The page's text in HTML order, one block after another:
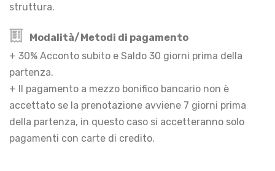
struttura.
Modalità/Metodi di pagamento
+ 30% Acconto subito e Saldo 30 giorni prima della
partenza.
+ Il pagamento a mezzo bonifico bancario non è
accettato se la prenotazione avviene 7 giorni prima
della partenza, in questo caso si accetteranno solo
pagamenti con carte di credito.